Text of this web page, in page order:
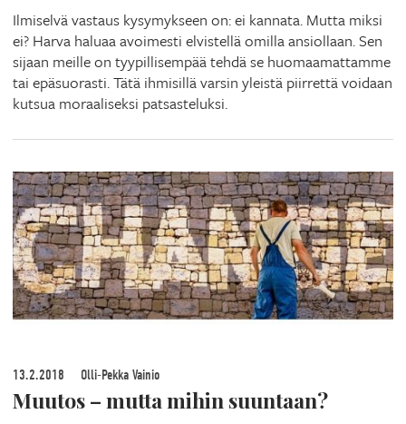
Ilmiselvä vastaus kysymykseen on: ei kannata. Mutta miksi
ei? Harva haluaa avoimesti elvistellä omilla ansiollaan. Sen
sijaan meille on tyypillisempää tehdä se huomaamattamme
tai epäsuorasti. Tätä ihmisillä varsin yleistä piirrettä voidaan
kutsua moraaliseksi patsasteluksi.
13.2.2018 Olli-Pekka Vainio
Muutos – mutta mihin suuntaan?